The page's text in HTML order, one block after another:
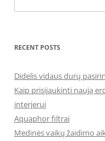
for:
RECENT POSTS
Didelis vidaus durų
Kaip prisijaukinti naują
interjerui
Aquaphor filtrai
Medinės vaikų žaidimo